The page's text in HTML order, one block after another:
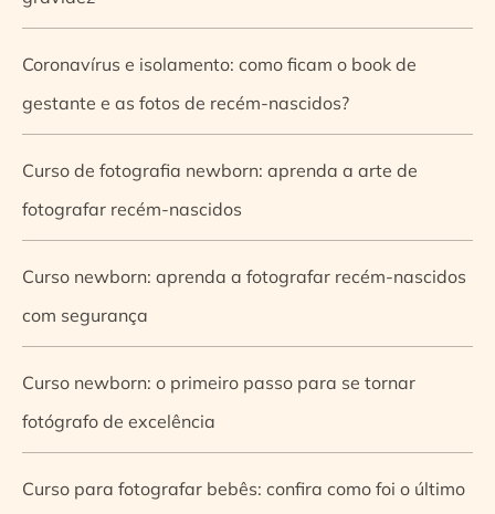
Coronavírus e isolamento: como ficam o book de
gestante e as fotos de recém-nascidos?
Curso de fotografia newborn: aprenda a arte de
fotografar recém-nascidos
Curso newborn: aprenda a fotografar recém-nascidos
com segurança
Curso newborn: o primeiro passo para se tornar
fotógrafo de excelência
Curso para fotografar bebês: confira como foi o último